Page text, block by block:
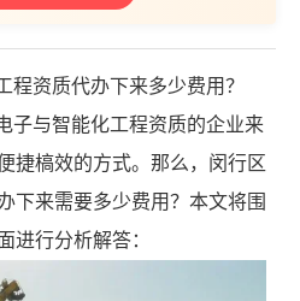
程资质代办下来多少费用？
子与智能化工程资质的企业来
捷槁效的方式。那么，闵行区
下来需要多少费用？本文将围
进行分析解答：